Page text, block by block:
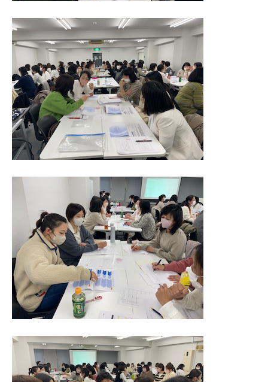
VOICE 保護者さまの評価
INFORMATION ご利用案内
CONTACT 見学・お問い合せ
instagram
運営法人 公表 プライバシーポリシー 採用情報